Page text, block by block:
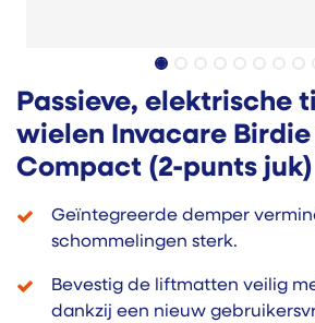
Passieve, elektrische
wielen Invacare Birdie
Compact (2-punts juk)
Geïntegreerde demper
schommelingen sterk.
Bevestig de liftmatten veilig
dankzij een nieuw